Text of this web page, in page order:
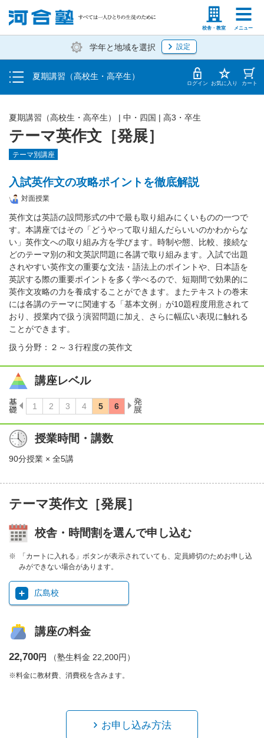
校舎・教室 メニュー
塾生の方 高等学校の先生
学年と地域を選択 設定
夏期講習（高校生・高卒生）
受講料・お申し込み方法
受講開始までの流れ
校舎・教室一覧 ログイン お気に入り カート
テーマ英作文［発展］
夏期講習（高校生・高卒生） | 中・四国 | 高3・卒生
テーマ別講座
入試英作文の攻略ポイントを徹底解説
対面授業
英作文は英語の設問形式の中で最も取り組みにくいものの一つで
す。本講座ではその「どうやって取り組んだらいいのかわからな
い」英作文への取り組み方を学びます。時制や態、比較、接続な
どのテーマ別の和文英訳問題に各講で取り組みます。入試で出題
されやすい英作文の重要な文法・語法上のポイントや、日本語を
英訳する際の重要ポイントを多く学べるので、短期間で効果的に
英作文攻略の力を養成することができます。またテキストの巻末
には各講のテーマに関連する「基本文例」が10題程度用意されて
おり、授業内で扱う演習問題に加え、さらに幅広い表現に触れる
ことができます。
扱う分野：２～３行程度の英作文
講座レベル
授業時間・講数
90分授業 × 全5講
テーマ英作文［発展］
校舎・時間割を選んで申し込む
「カートに入れる」ボタンが表示されていても、定員締切のためお申し込
みができない場合があります。
広島校
講座の料金
22,700円 （塾生料金 22,200円）
※料金に教材費、消費税を含みます。
お申し込み方法